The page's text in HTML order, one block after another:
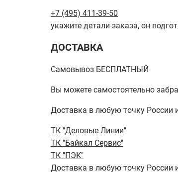
+7 (495) 411-39-50
укажите детали заказа, он
ДОСТАВКА
Самовывоз БЕСПЛАТНЫЙ
Вы можете самостоятельно
Доставка в любую точку России
ТК "Деловые Линии"
ТК "Байкал Сервис"
ТК "ПЭК"
Доставка в любую точку России